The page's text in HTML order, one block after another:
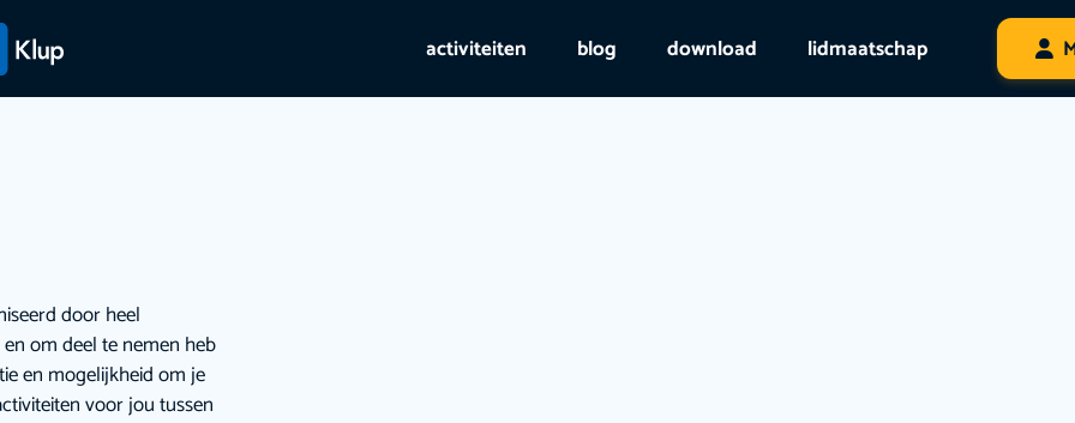
activiteiten blog download lidmaatschap
door heel
om deel te nemen heb
en mogelijkheid om je
voor jou tussen